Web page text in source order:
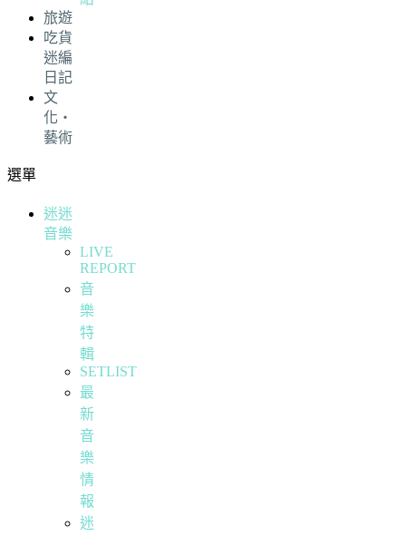
旅遊
吃貨
迷編
日記
文
化・
藝術
選單
迷迷
音樂
LIVE
REPORT
音
樂
特
輯
SETLIST
最
新
音
樂
情
報
迷